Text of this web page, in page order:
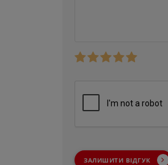
ЗАЛИШИТИ ВІДГУК